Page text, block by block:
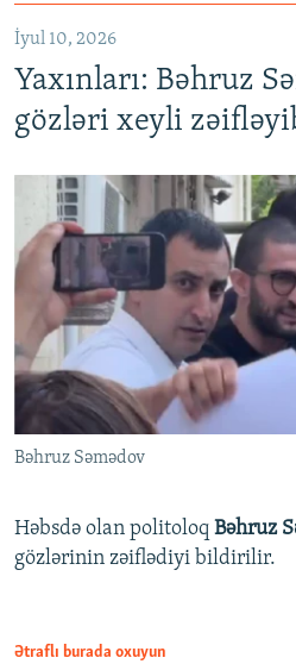
İyul 10, 2026
Yaxınları: Bəhruz
gözləri xeyli
Bəhruz Səmədov
Həbsdə olan politoloq Bəhruz
gözlərinin zəiflədiyi bildirilir.
Ətraflı burada oxuyun